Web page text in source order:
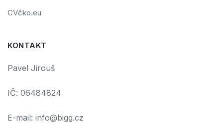
CVčko.eu
KONTAKT
Pavel Jirouš
IČ: 06484824
E-mail: info@bigg.cz